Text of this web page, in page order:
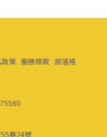
策 服務條款 部落格
巷24號